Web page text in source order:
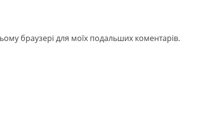
браузері для моїх подальших коментарів.